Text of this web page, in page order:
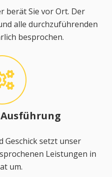
berät Sie vor Ort. Der
alle durchzuführenden
besprochen.
Geschick setzt unser
Leistungen in
um.